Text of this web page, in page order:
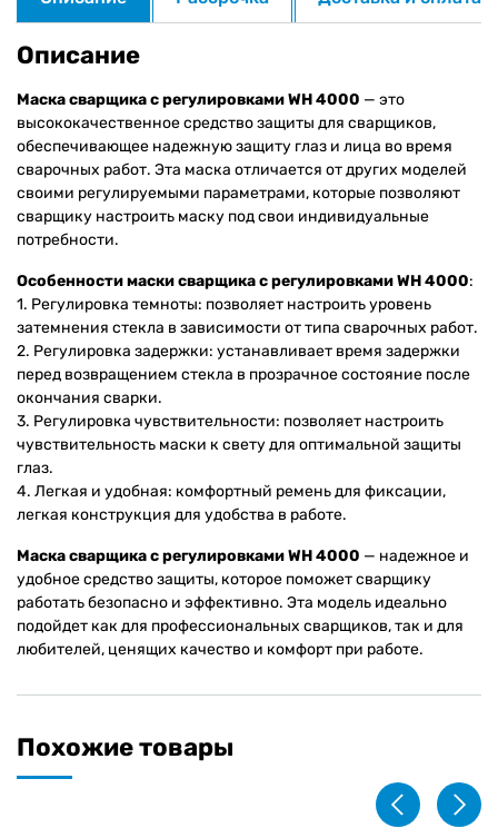
Описание
Маска сварщика с регулировками WH 4000 — это
высококачественное средство защиты для сварщиков,
обеспечивающее надежную защиту глаз и лица во время
сварочных работ. Эта маска отличается от других моделей
своими регулируемыми параметрами, которые позволяют
сварщику настроить маску под свои индивидуальные
потребности.
Особенности маски сварщика с регулировками WH 4000:
1. Регулировка темноты: позволяет настроить уровень
затемнения стекла в зависимости от типа сварочных работ.
2. Регулировка задержки: устанавливает время задержки
перед возвращением стекла в прозрачное состояние после
окончания сварки.
3. Регулировка чувствительности: позволяет настроить
чувствительность маски к свету для оптимальной защиты
глаз.
4. Легкая и удобная: комфортный ремень для фиксации,
легкая конструкция для удобства в работе.
Маска сварщика с регулировками WH 4000 — надежное и
удобное средство защиты, которое поможет сварщику
работать безопасно и эффективно. Эта модель идеально
подойдет как для профессиональных сварщиков, так и для
любителей, ценящих качество и комфорт при работе.
Похожие товары